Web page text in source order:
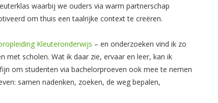
waarbij we ouders via warm partnerschap
om thuis een taalrijke context te creëren.
Kleuteronderwijs – en onderzoeken vind ik zo
met scholen. Wat ik daar zie, ervaar en leer, kan ik
om studenten via bachelorproeven ook mee te nemen
samen nadenken, zoeken, de weg bepalen,